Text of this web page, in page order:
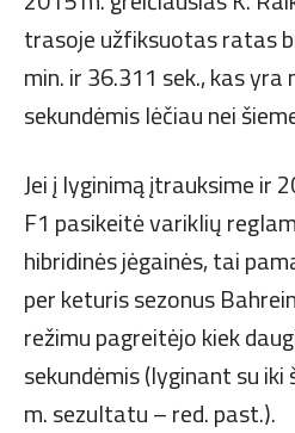
trasoje užfiksuotas ratas
min. ir 36.311 sek., kas yra
sekundėmis lėčiau nei
Jei į lyginimą įtrauksime ir
F1 pasikeitė variklių
hibridinės jėgainės, tai
per keturis sezonus
režimu pagreitėjo kiek
sekundėmis (lyginant su
m. sezultatu – red. past.).